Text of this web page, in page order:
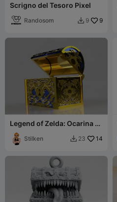
Scrigno del Tesoro Pixel
Randosom  9 9
Legend of Zelda: Ocarina of
Time Boss Key Chest
Stilken  23 14